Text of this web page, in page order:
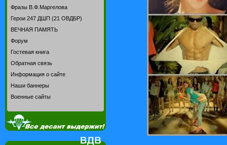
Фразы В.Ф.Маргелова
Герои 247 ДШП (21 ОВДБР)
ВЕЧНАЯ ПАМЯТЬ
Форум
Гостевая книга
Обратная связь
Информация о сайте
Наши баннеры
Военные сайты